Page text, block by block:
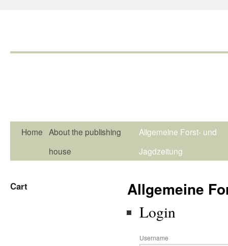
Home About the publishing
house
Allgemeine Forst- und
Jagdzeitung
Allgemeine
Login
Username
Cart